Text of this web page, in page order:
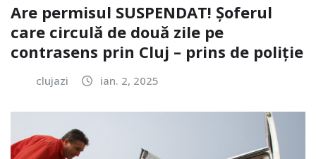
Are permisul SUSPENDAT! Șoferul
care circulă de două zile pe
contrasens prin Cluj – prins de poliție
clujazi ian. 2, 2025